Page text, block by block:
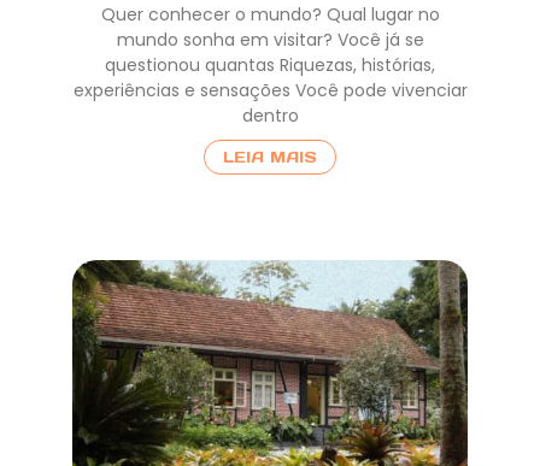
Quer conhecer o mundo? Qual lugar no
mundo sonha em visitar? Você já se
questionou quantas Riquezas, histórias,
experiências e sensações Você pode vivenciar
dentro
LEIA MAIS